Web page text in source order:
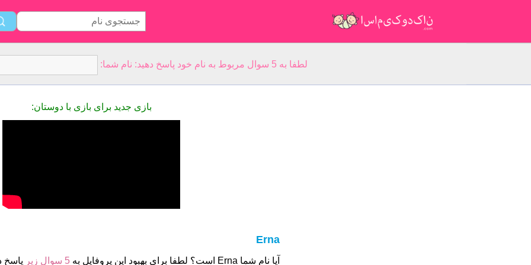
لطفا به 5 سوال مربوط به نام خود پاسخ دهید: نام شما:
بازی جدید برای بازی با دوستان:
Erna
آیا نام شما Erna است؟ لطفا برای بهبود این پروفایل به 5 سوال زیر پاسخ